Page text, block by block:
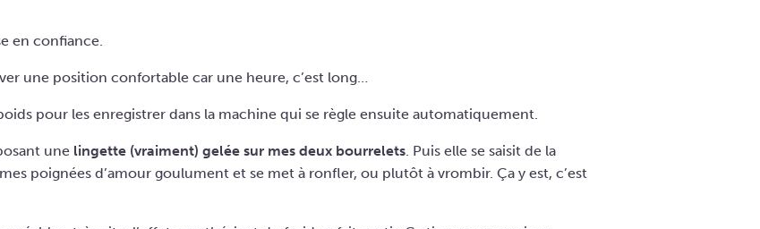
en confiance.
une position confortable car une heure, c’est long…
pour les enregistrer dans la machine qui se règle ensuite automatiquement.
une lingette (vraiment) gelée sur mes deux bourrelets . Puis elle se saisit de la
poignées d’amour goulument et se met à ronfler, ou plutôt à vrombir. Ça y est, c’est